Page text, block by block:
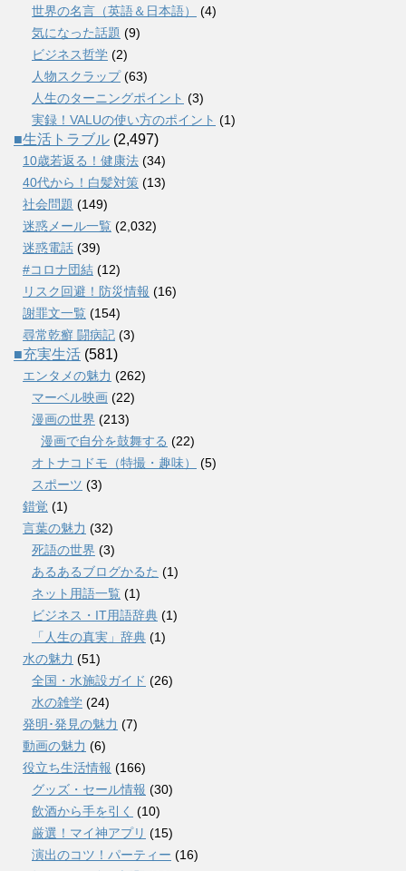
世界の名言（英語＆日本語）
(4)
気になった話題 (9)
ビジネス哲学 (2)
人物スクラップ(63)
人生のターニングポイント (3)
実録！VALUの使い方のポイント (1)
■生活トラブル (2,497)
10歳若返る！健康法 (34)
40代から！白髪対策 (13)
社会問題 (149)
迷惑メール一覧 (2,032)
迷惑電話 (39)
#コロナ団結 (12)
リスク回避！防災情報 (16)
謝罪文一覧 (154)
尋常乾癬 闘病記 (3)
■充実生活 (581)
エンタメの魅力 (262)
マーベル映画 (22)
漫画の世界 (213)
漫画で自分を鼓舞する (22)
オトナコドモ（特撮・趣味）
(5)
スポーツ (3)
錯覚 (1)
言葉の魅力 (32)
死語の世界 (3)
あるあるブログかるた (1)
ネット用語一覧 (1)
ビジネス・IT用語辞典 (1)
「人生の真実」辞典 (1)
水の魅力 (51)
全国・水施設ガイド (26)
水の雑学 (24)
発明･発見の魅力 (7)
動画の魅力 (6)
役立ち生活情報 (166)
グッズ・セール情報 (30)
飲酒から手を引く (10)
厳選！マイ神アプリ (15)
演出のコツ！パーティー (16)